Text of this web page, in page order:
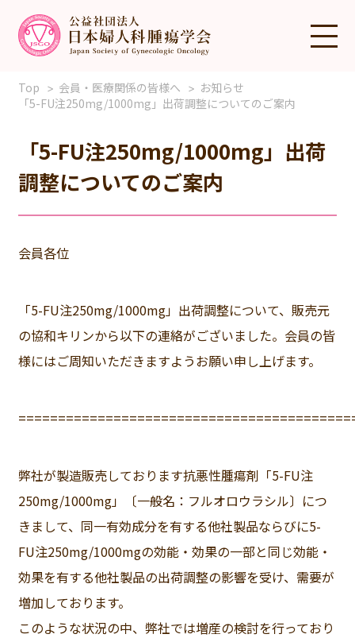
Top 会員・医療関係の皆様へ
お知らせ
「5-FU注250mg/1000mg」出荷調整についてのご案内
「5-FU注250mg/1000mg」出荷
調整についてのご案内
会員各位
「5-FU注250mg/1000mg」出荷調整について、販売元
の協和キリンから以下の連絡がございました。会員の皆
様にはご周知いただきますようお願い申し上げます。
弊社が製造販売しております抗悪性腫瘍剤「5-FU注
250mg/1000mg」〔一般名：フルオロウラシル〕につ
きまして、同一有効成分を有する他社製品ならびに5-
FU注250mg/1000mgの効能・効果の一部と同じ効能・
効果を有する他社製品の出荷調整の影響を受け、需要が
増加しております。
このような状況の中、弊社では増産の検討を行っており